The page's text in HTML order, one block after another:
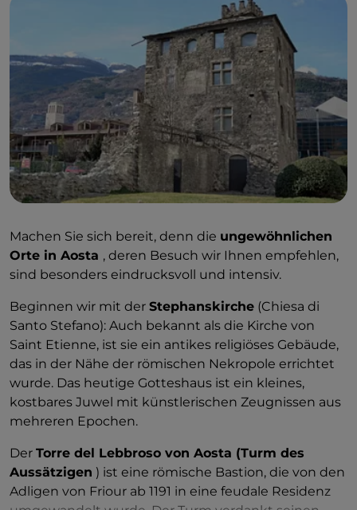
Machen Sie sich bereit, denn die ungewöhnlichen
Orte in Aosta , deren Besuch wir Ihnen empfehlen,
sind besonders eindrucksvoll und intensiv.
Beginnen wir mit der Stephanskirche (Chiesa di
Santo Stefano): Auch bekannt als die Kirche von
Saint Etienne, ist sie ein antikes religiöses Gebäude,
das in der Nähe der römischen Nekropole errichtet
wurde. Das heutige Gotteshaus ist ein kleines,
kostbares Juwel mit künstlerischen Zeugnissen aus
mehreren Epochen.
Der Torre del Lebbroso von Aosta (Turm des
Aussätzigen ) ist eine römische Bastion, die von den
Adligen von Friour ab 1191 in eine feudale Residenz